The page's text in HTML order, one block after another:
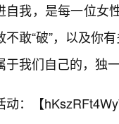
自我，是每一位女
不敢“破”，以及你
于我们自己的，独
动：【